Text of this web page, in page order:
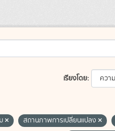
เรียงโดย
สถานภาพการเปลี่ยนแปลง